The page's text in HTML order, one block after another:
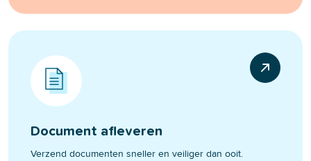
Document afleveren
Verzend documenten sneller en veiliger dan ooit.